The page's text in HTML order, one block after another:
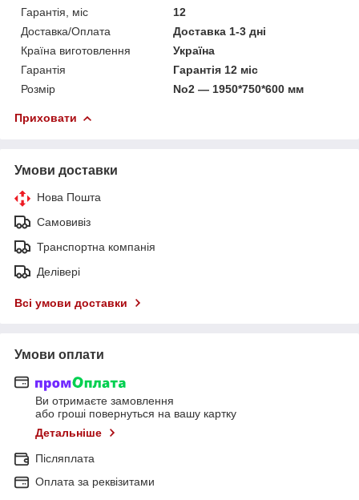
Гарантія, міс
12
Доставка/Оплата
Доставка 1-3 дні
Країна виготовлення
Україна
Гарантія
Гарантія 12 міс
Розмір
No2 — 1950*750*600 мм
Приховати
Умови доставки
Нова Пошта
Самовивіз
Транспортна компанія
Делівері
Всі умови доставки
Умови оплати
Ви отримаєте замовлення
або гроші повернуться на вашу картку
Детальніше
Післяплата
Оплата за реквізитами